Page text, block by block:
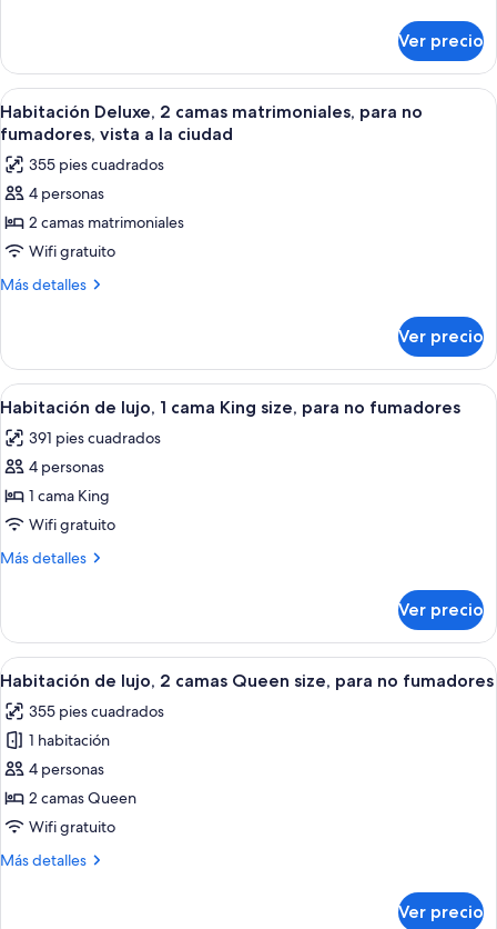
matrimoniales,
para
fumadores
Deluxe,
camas
matrimoniales,
fumadores
Ver precio
Abrir
todas
las
fotos
de
Habitación
Deluxe,
2
para
no
fumadores,
vista
a
la
ciudad
Habitación de hotel con una cama
7
Habitación Deluxe, 2 camas matrimoniales, para no
fumadores, vista a la ciudad
355 pies cuadrados
4 personas
2 camas matrimoniales
Wifi gratuito
Más detalles
Más
Deluxe,
camas
para
no
vista
a
ciudad
Ver precio
Abrir
todas
las
fotos
de
Habitación
de
cama
King
size,
para
no
fumadores
Habitación de hotel con cama,
6
Habitación de lujo, 1 cama King size, para no fumadores
391 pies cuadrados
4 personas
1 cama King
Wifi gratuito
Más detalles
Más
de
lujo,
1
King
size,
para
no
fumadores
Ver precio
Abrir
todas
las
fotos
de
Habitación
de
2
Habitación de hotel con dos camas,
6
Habitación de lujo, 2 camas Queen size, para no fumadores
355 pies cuadrados
1 habitación
4 personas
2 camas Queen
Wifi gratuito
Más detalles
Más
Ver precio